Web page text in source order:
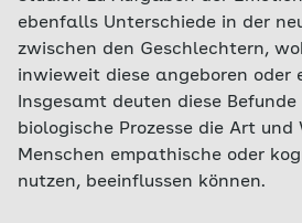
ebenfalls Unterschiede in der
zwischen den Geschlechtern,
inwieweit diese angeboren oder
Insgesamt deuten diese
biologische Prozesse die Art und
Menschen empathische oder
nutzen, beeinflussen können.